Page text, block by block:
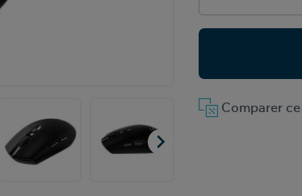

Comparer